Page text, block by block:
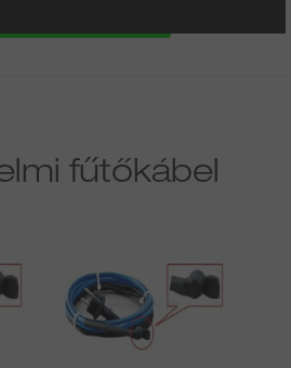
fűtőkábel